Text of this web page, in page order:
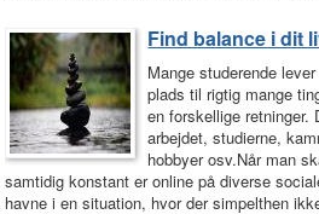
Find balance i dit
Mange studerende
plads til rigtig mange
en forskellige
arbejdet, studierne,
hobbyer osv.Når man
samtidig konstant er online på diverse
havne i en situation, hvor der simpelthen